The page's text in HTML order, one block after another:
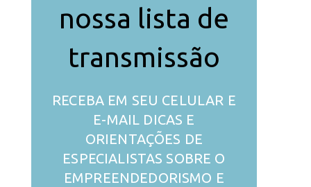
nossa lista de
transmissão
RECEBA EM SEU CELULAR E
E-MAIL DICAS E
ORIENTAÇÕES DE
ESPECIALISTAS SOBRE O
EMPREENDEDORISMO E